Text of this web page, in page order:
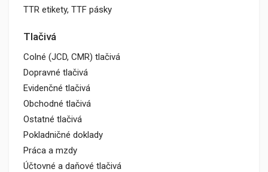
TTR etikety, TTF pásky
Tlačivá
Colné (JCD, CMR) tlačivá
Dopravné tlačivá
Evidenčné tlačivá
Obchodné tlačivá
Ostatné tlačivá
Pokladničné doklady
Práca a mzdy
Účtovné a daňové tlačivá